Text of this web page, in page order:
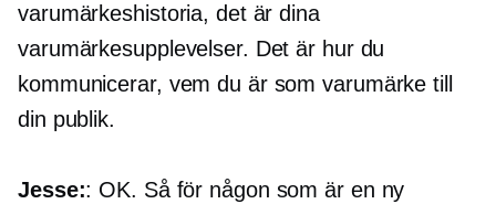
varumärkeshistoria, det är dina
varumärkesupplevelser. Det är hur du
kommunicerar, vem du är som varumärke till
din publik.
Jesse:: OK. Så för någon som är en ny